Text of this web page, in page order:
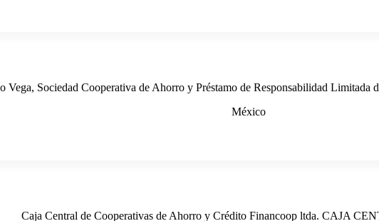
Vega, Sociedad Cooperativa de Ahorro y Préstamo de Responsabilidad
México
Caja Central de Cooperativas de Ahorro y Crédito Financoop ltda. CAJA